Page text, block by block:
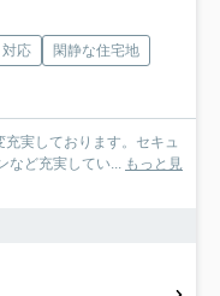
応
閑静な住宅地
実しております。セキュ
など充実してい... もっと見